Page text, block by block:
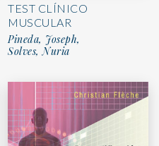
TEST CLÍNICO
MUSCULAR
Pineda, Joseph,
Solves, Nuria